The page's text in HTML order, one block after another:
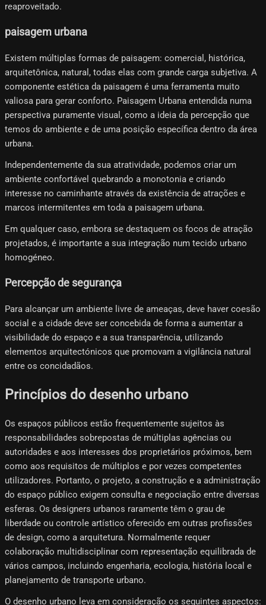
reaproveitado.
paisagem urbana
Existem múltiplas formas de paisagem: comercial, histórica,
arquitetônica, natural, todas elas com grande carga subjetiva. A
componente estética da paisagem é uma ferramenta muito
valiosa para gerar conforto. Paisagem Urbana entendida numa
perspectiva puramente visual, como a ideia da percepção que
temos do ambiente e de uma posição específica dentro da área
urbana.
Independentemente da sua atratividade, podemos criar um
ambiente confortável quebrando a monotonia e criando
interesse no caminhante através da existência de atrações e
marcos intermitentes em toda a paisagem urbana.
Em qualquer caso, embora se destaquem os focos de atração
projetados, é importante a sua integração num tecido urbano
homogéneo.
Percepção de segurança
Para alcançar um ambiente livre de ameaças, deve haver coesão
social e a cidade deve ser concebida de forma a aumentar a
visibilidade do espaço e a sua transparência, utilizando
elementos arquitectónicos que promovam a vigilância natural
entre os concidadãos.
Princípios do desenho urbano
Os espaços públicos estão frequentemente sujeitos às
responsabilidades sobrepostas de múltiplas agências ou
autoridades e aos interesses dos proprietários próximos, bem
como aos requisitos de múltiplos e por vezes competentes
utilizadores. Portanto, o projeto, a construção e a administração
do espaço público exigem consulta e negociação entre diversas
esferas. Os designers urbanos raramente têm o grau de
liberdade ou controle artístico oferecido em outras profissões
de design, como a arquitetura. Normalmente requer
colaboração multidisciplinar com representação equilibrada de
vários campos, incluindo engenharia, ecologia, história local e
planejamento de transporte urbano.
O desenho urbano leva em consideração os seguintes aspectos: